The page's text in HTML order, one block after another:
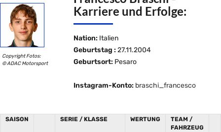
Copyright Fotos:
© ADAC Motorsport
Karriere und Erfolge:
Nation: Italien
Geburtstag : 27.11.2004
Geburtsort: Pesaro
Instagram-Konto: braschi_francesco
SAISON SERIE / KLASSE WERTUNG
TEAM /
FAHRZEUG